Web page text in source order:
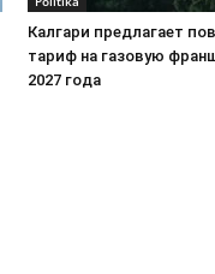
Калгари предлагает
тариф на газовую
2027 года